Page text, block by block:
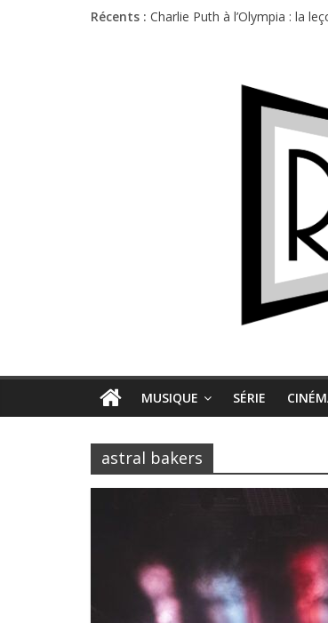
Récents : Charlie Puth à l’Olympia : la
Première édition du Midgard
MUSIQUE SÉRIE
astral bakers